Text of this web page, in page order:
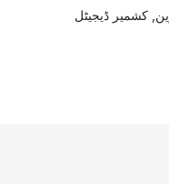
کشمیر ڈیجیٹل